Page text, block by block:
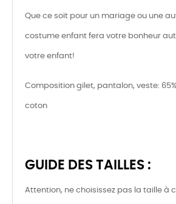
Que ce soit pour un mariage ou une
costume enfant fera votre bonheur
votre enfant!
Composition gilet, pantalon, veste:
coton
GUIDE DES TAILLES :
Attention, ne choisissez pas la taille à